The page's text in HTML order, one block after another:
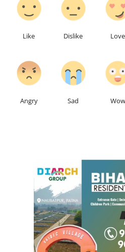
Like Dislike Love
Angry Sad Wow